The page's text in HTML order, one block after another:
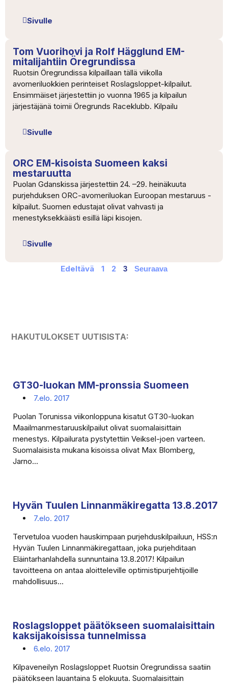
Sivulle
Tom Vuorihovi ja Rolf Hägglund EM-
mitalijahtiin Öregrundissa
Ruotsin Öregrundissa kilpaillaan tällä viikolla
avomeriluokkien perinteiset Roslagsloppet-kilpailut.
Ensimmäiset järjestettiin jo vuonna 1965 ja kilpailun
järjestäjänä toimii Öregrunds Raceklubb. Kilpailu
Sivulle
ORC EM-kisoista Suomeen kaksi
mestaruutta
Puolan Gdanskissa järjestettiin 24. –29. heinäkuuta
purjehduksen ORC-avomeriluokan Euroopan mestaruus -
kilpailut. Suomen edustajat olivat vahvasti ja
menestyksekkäästi esillä läpi kisojen.
Sivulle
Edeltävä 1 2 3 Seuraava
HAKUTULOKSET UUTISISTA:
GT30-luokan MM-pronssia Suomeen
7.elo. 2017
Puolan Torunissa viikonloppuna kisatut GT30-luokan
Maailmanmestaruuskilpailut olivat suomalaisittain
menestys. Kilpailurata pystytettiin Veiksel-joen varteen.
Suomalaisista mukana kisoissa olivat Max Blomberg,
Jarno...
Hyvän Tuulen Linnanmäkiregatta 13.8.2017
7.elo. 2017
Tervetuloa vuoden hauskimpaan purjehduskilpailuun, HSS:n
Hyvän Tuulen Linnanmäkiregattaan, joka purjehditaan
Eläintarhanlahdella sunnuntaina 13.8.2017! Kilpailun
tavoitteena on antaa aloitteleville optimistipurjehtijoille
mahdollisuus...
Roslagsloppet päätökseen suomalaisittain
kaksijakoisissa tunnelmissa
6.elo. 2017
Kilpaveneilyn Roslagsloppet Ruotsin Öregrundissa saatiin
päätökseen lauantaina 5 elokuuta. Suomalaisittain